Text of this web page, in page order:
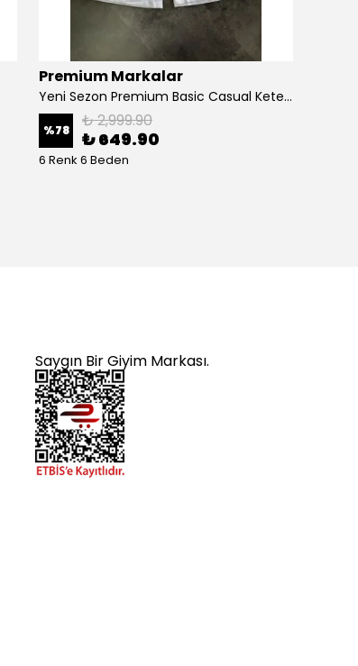
Premium Markalar
Yeni Sezon Premium Basic Casual Keten Şort
%78 ₺ 2,999.90
₺ 649.90
6 Renk 6 Beden
Saygın Bir Giyim Markası.